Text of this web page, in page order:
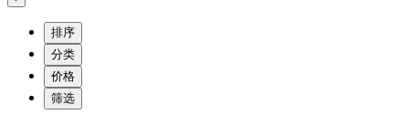
排序
分类
价格
筛选